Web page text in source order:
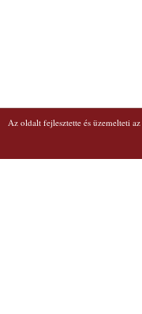
Az oldalt fejlesztette és üzemelteti az